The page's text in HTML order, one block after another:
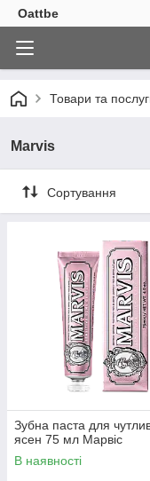
Oattbe
Товари та
Marvis
Сортування
Зубна паста для
ясен 75 мл Марвіс
В наявності